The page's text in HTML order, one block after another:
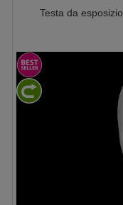
Testa da